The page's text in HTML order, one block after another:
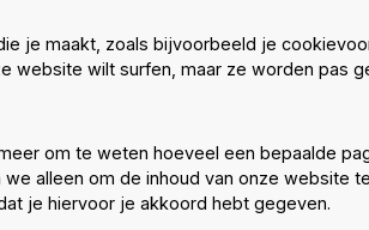
je maakt, zoals bijvoorbeeld je
website wilt surfen, maar ze worden pas
om te weten hoeveel een bepaalde
alleen om de inhoud van onze website
je hiervoor je akkoord hebt gegeven.
nieuws